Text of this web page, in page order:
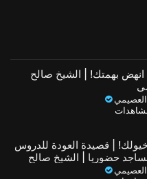
بهمتك! | الشيخ صالح
| قصيدة العودة للدروس
حضوريا | الشيخ صالح